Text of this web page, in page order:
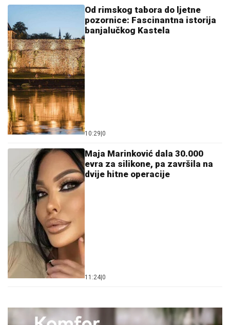
Od rimskog tabora do ljetne
pozornice: Fascinantna istorija
banjalučkog Kastela
10:29 0
Maja Marinković dala 30.000
evra za silikone, pa završila na
dvije hitne operacije
11:24 0